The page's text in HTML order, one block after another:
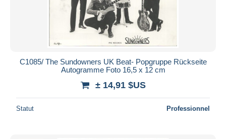
C1085/ The Sundowners UK Beat- Popgruppe Rückseite
Autogramme Foto 16,5 x 12 cm
± 14,91 $US
Statut Professionnel